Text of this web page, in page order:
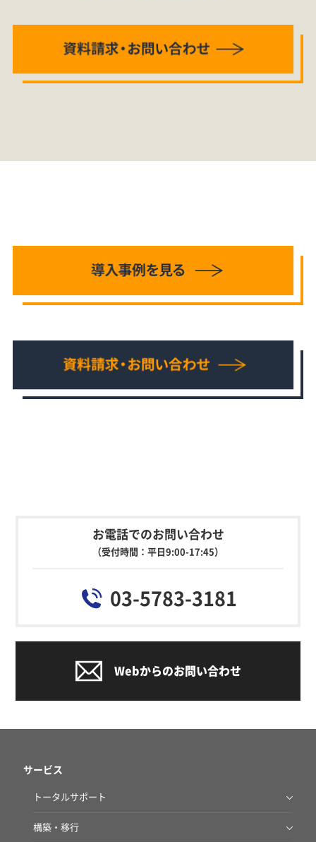
お電話でのお問い合わせ
（受付時間：平日9:00-17:45）
03-5783-3181
Webからのお問い合わせ
サービス
トータルサポート
構築・移行